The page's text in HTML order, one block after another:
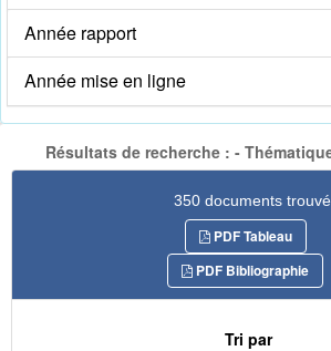
Année rapport
Année mise en ligne
Résultats de recherche : -
350 documents
PDF Tableau
PDF Bibliographie
Tri par